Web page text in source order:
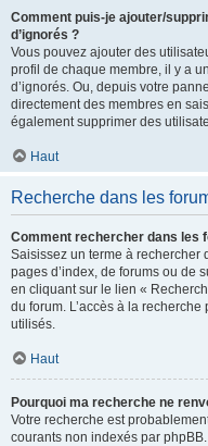
Comment puis-je ajouter/
d’ignorés ?
Vous pouvez ajouter des
profil de chaque membre, il y a
d’ignorés. Ou, depuis votre
directement des membres en
également supprimer des
Haut
Recherche dans les
Comment rechercher dans les
Saisissez un terme à rechercher
pages d’index, de forums ou de
en cliquant sur le lien «
du forum. L’accès à la
utilisés.
Haut
Pourquoi ma recherche ne
Votre recherche est
courants non indexés par